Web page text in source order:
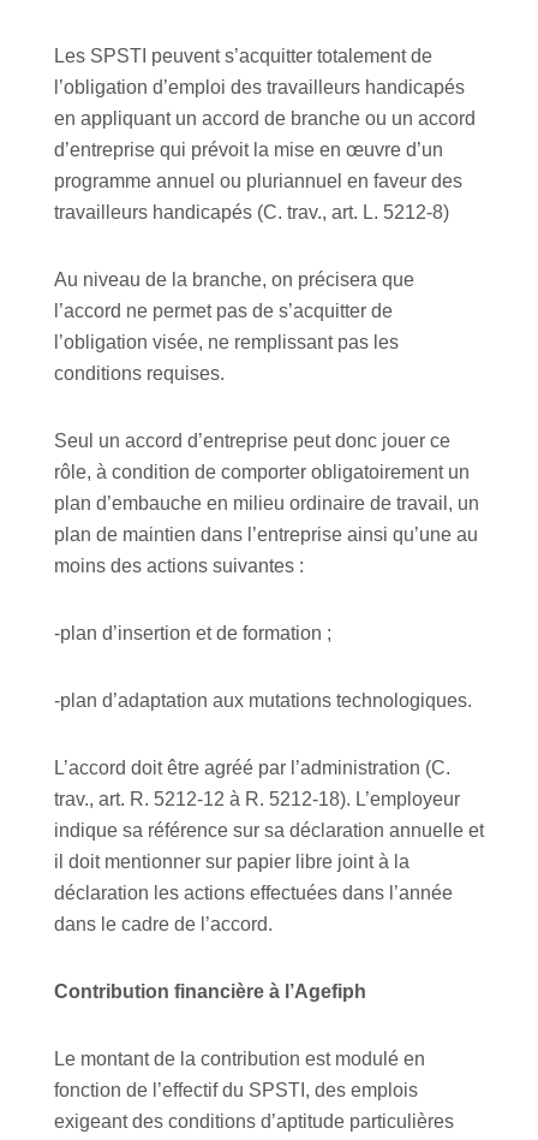
Les SPSTI peuvent s’acquitter totalement de
l’obligation d’emploi des travailleurs handicapés
en appliquant un accord de branche ou un accord
d’entreprise qui prévoit la mise en œuvre d’un
programme annuel ou pluriannuel en faveur des
travailleurs handicapés (C. trav., art. L. 5212-8)
Au niveau de la branche, on précisera que
l’accord ne permet pas de s’acquitter de
l’obligation visée, ne remplissant pas les
conditions requises.
Seul un accord d’entreprise peut donc jouer ce
rôle, à condition de comporter obligatoirement un
plan d’embauche en milieu ordinaire de travail, un
plan de maintien dans l’entreprise ainsi qu’une au
moins des actions suivantes :
-plan d’insertion et de formation ;
-plan d’adaptation aux mutations technologiques.
L’accord doit être agréé par l’administration (C.
trav., art. R. 5212-12 à R. 5212-18). L’employeur
indique sa référence sur sa déclaration annuelle et
il doit mentionner sur papier libre joint à la
déclaration les actions effectuées dans l’année
dans le cadre de l’accord.
Contribution financière à l’Agefiph
Le montant de la contribution est modulé en
fonction de l’effectif du SPSTI, des emplois
exigeant des conditions d’aptitude particulières